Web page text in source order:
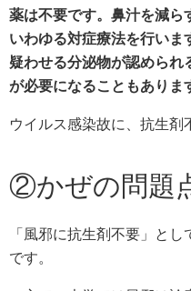
薬は不要です。鼻汁を減ら
いわゆる対症療法を行いま
疑わせる分泌物が認められ
が必要になることもありま
ウイルス感染故に、抗生剤
②かぜの問題
「風邪に抗生剤不要」と
です。